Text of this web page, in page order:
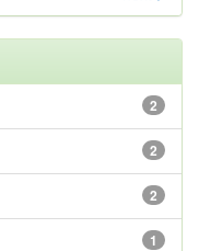
2
2
2
1